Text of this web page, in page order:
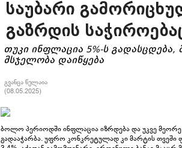
საუბარი
გაზრდის
თუკი ინფლაცია 5%-ს
მსჯელობა დაიწყება
გვანცა წულაია
(08.05.2025)
ბოლო პერიოდში ინფლაცია იზრდება და უკვე მეორე
გადააჭარბა. უფრო კონკრეტულად კი მარტის თვეში